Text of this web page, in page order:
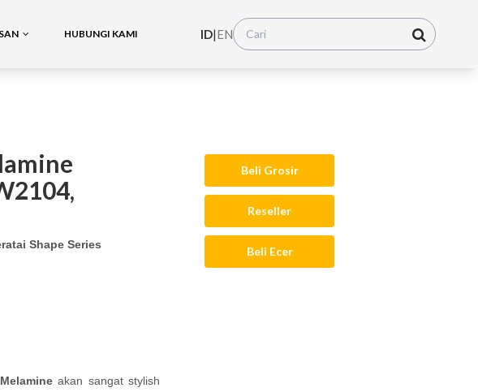
HUBUNGI KAMI ID|EN
Shape Series
akan sangat stylish
Beli Grosir
Reseller
Beli Ecer